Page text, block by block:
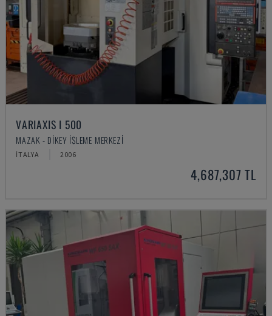
VARIAXIS I 500
MAZAK - DIKEY İŞLEME MERKEZI
İTALYA 2006
4,687,307 TL